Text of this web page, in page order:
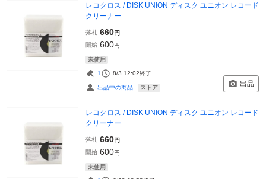
レコクロス / DISK UNION ディスク ユニオン レコード
クリーナー
落札 660円
開始 600円
未使用
1 8/3 12:02終了
出品中の商品 ストア 出品
レコクロス / DISK UNION ディスク ユニオン レコード
クリーナー
落札 660円
開始 600円
未使用